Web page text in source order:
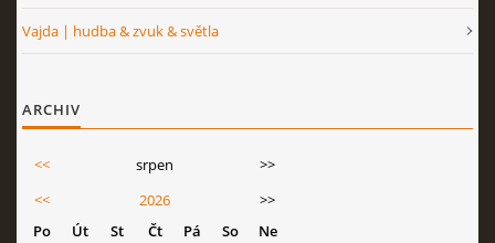
Vajda | hudba & zvuk & světla
ARCHIV
<< srpen
>>
<<
2026
>>
Po
Út St Čt Pá So
Ne